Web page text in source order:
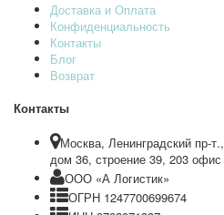
Доставка и Оплата
Конфиденциальность
Контакты
Блог
Возврат
Контакты
Москва, Ленинградский пр-т.,
дом 36, строение 39, 203 офис
ООО «А Логистик»
ОГРН 1247700699674